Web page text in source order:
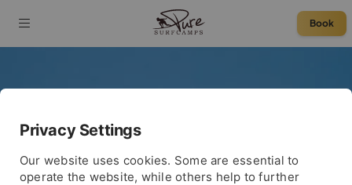
Book
Pure Path Santander
Privacy Settings
Our website uses cookies. Some are essential to
operate the website, while others help to further